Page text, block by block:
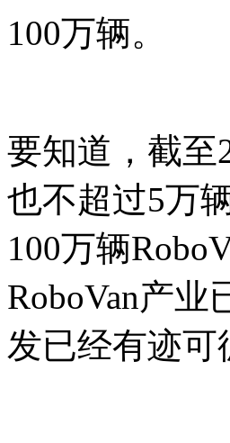
100万辆。
要知道，截至
也不超过5万
100万辆
RoboVan产
发已经有迹可